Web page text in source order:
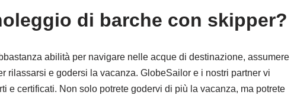
di barche con skipper?
abilità per navigare nelle acque di destinazione, assumere
rilassarsi e godersi la vacanza. GlobeSailor e i nostri partner vi
e certificati. Non solo potrete godervi di più la vacanza, ma potrete